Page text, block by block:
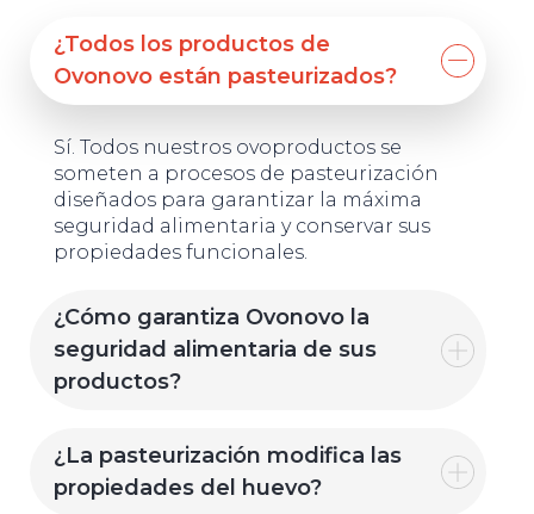
¿Todos los productos de
Ovonovo están pasteurizados?
Sí. Todos nuestros ovoproductos se
someten a procesos de pasteurización
diseñados para garantizar la máxima
seguridad alimentaria y conservar sus
propiedades funcionales.
¿Cómo garantiza Ovonovo la
seguridad alimentaria de sus
productos?
¿La pasteurización modifica las
propiedades del huevo?